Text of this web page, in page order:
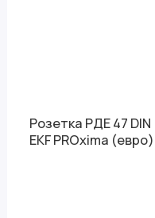
Розетка РДЕ 47 DIN
EKF PROxima (евро)